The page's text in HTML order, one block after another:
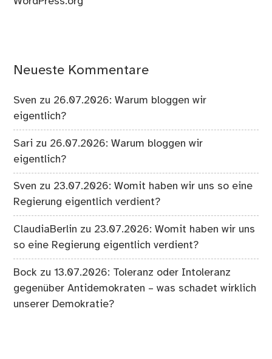
Neueste Kommentare
Sven zu 26.07.2026: Warum bloggen wir
eigentlich?
Sari zu 26.07.2026: Warum bloggen wir
eigentlich?
Sven zu 23.07.2026: Womit haben wir uns so eine
Regierung eigentlich verdient?
ClaudiaBerlin zu 23.07.2026: Womit haben wir uns
so eine Regierung eigentlich verdient?
Bock zu13.07.2026: Toleranz oder Intoleranz
gegenüber Antidemokraten – was schadet wirklich
unserer Demokratie?